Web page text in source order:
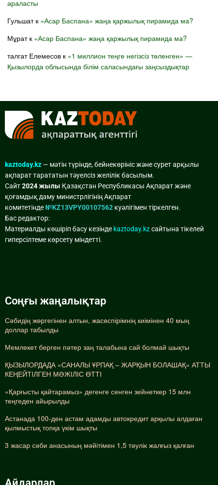
араласты
Гульшатк «Асар Баспана» жаңа қаржылық пирамида ма?
Мұратк «Асар Баспана» жаңа қаржылық пирамида ма?
талгат Елемесов к «1 миллион теңге негізсіз төленген» —
Қызылорда облысында білім саласындағы заңсыздықтар
kaztoday.kz — мәтін түрінде, бейнекөрініс және сурет арқылы
ақпарат тарататын тәуелсіз желілік басылым.
Сайт2024 жылы Қазақстан Республикасы Ақпарат және
қоғамдық даму министрлігінің Ақпарат
комитетінде№KZ13VPY00107562 куәлігімен тіркелген.
Бас редактор:
Материалды көшіріп басу кезінде kaztoday.kzсайтына тікелей
гиперсілтеме көрсету міндетті.
Соңғы жаңалықтар
Сәбидің жөргегінен алтын, жасөспірімнің киімінен 40 мың
доллар табылды
Мемлекет берген пәтер заң талабына сай болмай шықты
ҚЫЗЫЛОРДАДА «САНАЛЫ ҰРПАҚ – ЖАРҚЫН БОЛАШАҚ» АТТЫ
КЕҢЕЙТІЛГЕН МӘЖІЛІС ӨТТІ
«Қарғысты қайтарамыз» дегенге сенген зейнеткер 15 млн
теңгеден айырылды
Астанада 100-ден астам адамды автокредит арқылы алдаған
қылмыстық топқа үкім шықты
3 жасар сәби анасының мәйітімен 1,5 тәулік жалғыз қалған